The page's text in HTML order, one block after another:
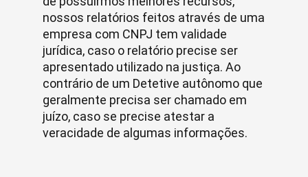
nossos relatórios feitos através de uma
empresa com CNPJ tem validade
jurídica, caso o relatório precise ser
apresentado utilizado na justiça. Ao
contrário de um Detetive autônomo que
geralmente precisa ser chamado em
juízo, caso se precise atestar a
veracidade de algumas informações.